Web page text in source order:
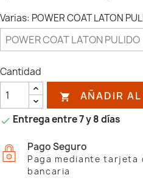
Varias: POWER COAT LATON
Cantidad
 AÑADIR
 Entrega entre 7 y 8 días
Pago Seguro
Paga mediante
bancaria